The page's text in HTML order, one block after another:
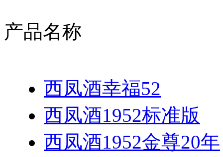
产品名称
西凤酒幸福52
西凤酒1952标准版
西凤酒1952金尊20年